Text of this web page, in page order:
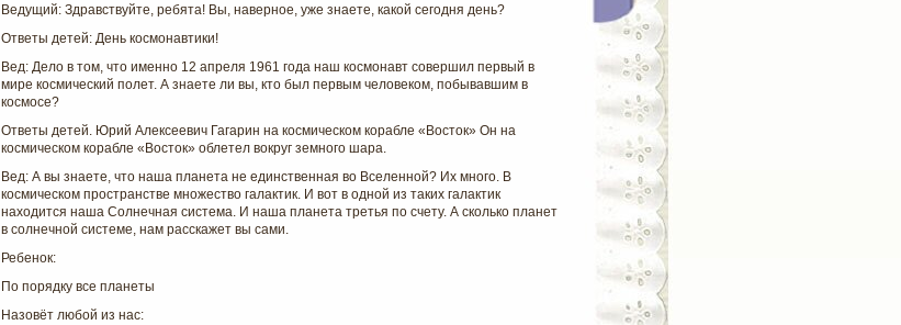
Ведущий: Здравствуйте, ребята! Вы, наверное, уже знаете, какой сегодня день?
Ответы детей: День космонавтики!
Вед: Дело в том, что именно 12 апреля 1961 года наш космонавт совершил первый в
мире космический полет. А знаете ли вы, кто был первым человеком, побывавшим в
космосе?
Ответы детей.Юрий Алексеевич Гагарин на космическом корабле «Восток» Он на
космическом корабле «Восток» облетел вокруг земного шара.
Вед: А вы знаете, что наша планета не единственная во Вселенной? Их много. В
космическом пространстве множество галактик. И вот в одной из таких галактик
находится наша Солнечная система. И наша планета третья по счету. А сколько планет
в солнечной системе, нам расскажет вы сами.
Ребенок:
По порядку все планеты
Назовёт любой из нас: